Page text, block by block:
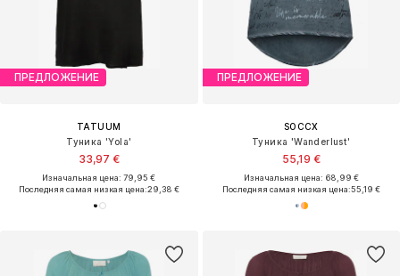
ПРЕДЛОЖЕНИЕ
TATUUM
Туника 'Yola'
33,97 €
Изначальная цена: 79,95 €
Последняя самая низкая цена:29,38 €
ПРЕДЛОЖЕНИЕ
SOCCX
Туника 'Wanderlust'
55,19 €
Изначальная цена: 68,99 €
Последняя самая низкая цена:55,19 €